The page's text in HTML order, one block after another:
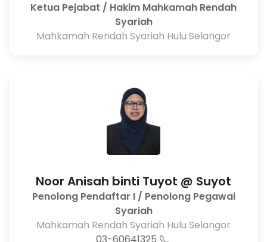
Ketua Pejabat / Hakim Mahkamah Rendah
Syariah
Mahkamah Rendah Syariah Hulu Selangor
Noor Anisah binti Tuyot @ Suyot
Penolong Pendaftar I / Penolong Pegawai
Syariah
Mahkamah Rendah Syariah Hulu Selangor